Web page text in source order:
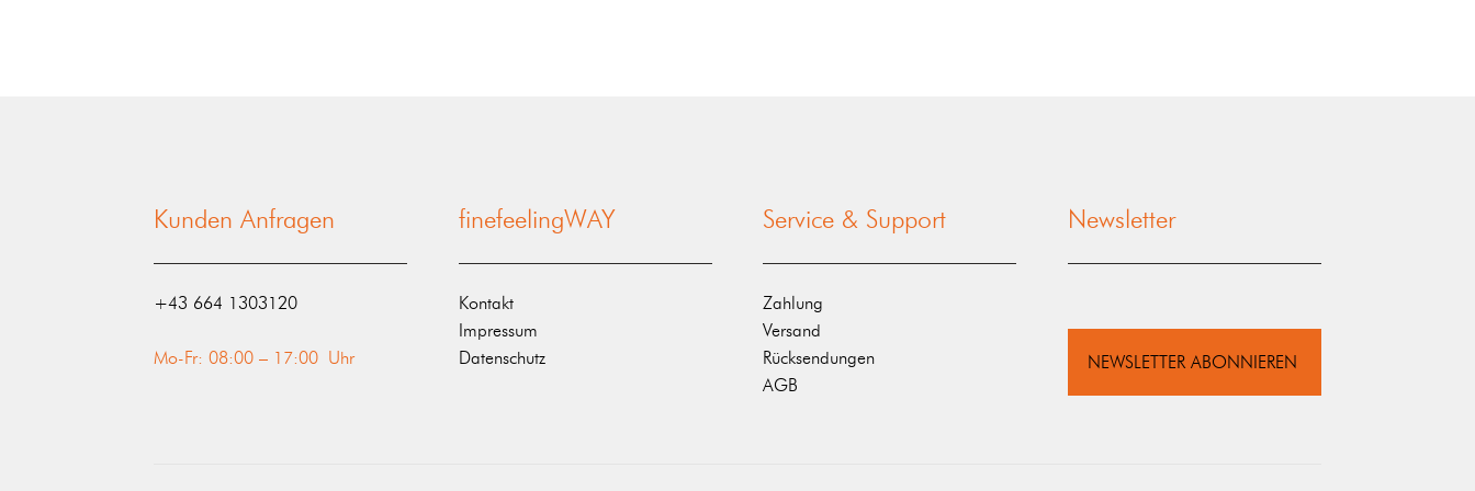
Kunden Anfragen
‭+43 664 1303120‬
Mo-Fr: 08:00 – 17:00 Uhr
finefeelingWAY
Kontakt
Impressum
Datenschutz
Service & Support
Zahlung
Versand
Rücksendungen
AGB
Newsletter
NEWSLETTER ABONNIEREN